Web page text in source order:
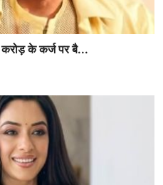
करोड़ के कर्ज पर बै...